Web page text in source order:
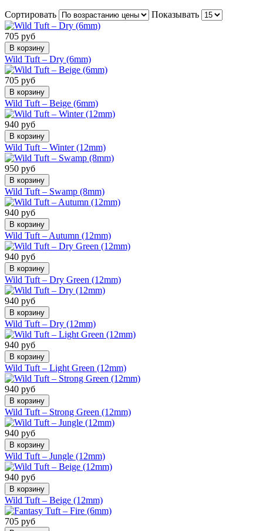
Сортировать
Показывать
705 руб
В корзину
Wild Tuft – Dry (6mm)
705 руб
В корзину
Wild Tuft – Beige (6mm)
940 руб
В корзину
Wild Tuft – Winter (12mm)
950 руб
В корзину
Wild Tuft – Swamp (8mm)
940 руб
В корзину
Wild Tuft – Autumn (12mm)
940 руб
В корзину
Wild Tuft – Dry Green (12mm)
940 руб
В корзину
Wild Tuft – Dry (12mm)
940 руб
В корзину
Wild Tuft – Light Green (12mm)
940 руб
В корзину
Wild Tuft – Strong Green (12mm)
940 руб
В корзину
Wild Tuft – Jungle (12mm)
940 руб
В корзину
Wild Tuft – Beige (12mm)
705 руб